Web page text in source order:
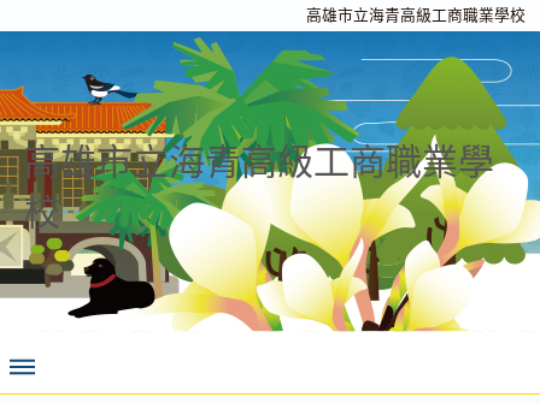
高雄市立海青高級工商職業學校
高雄市立海青高級工商職業學
校